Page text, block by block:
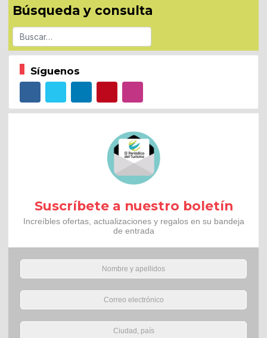
Búsqueda y consulta
Buscar
Síguenos
Suscríbete a nuestro boletín
Increíbles ofertas, actualizaciones y regalos en su bandeja
de entrada